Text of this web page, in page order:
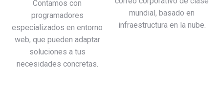
Contamos con
programadores
especializados en entorno
web, que pueden adaptar
soluciones a tus
necesidades concretas.
mundial, basado en
infraestructura en la nube.